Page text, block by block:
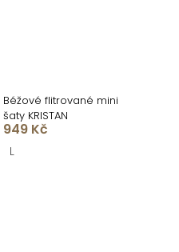
Béžové flitrované mini
šaty KRISTAN
949 Kč
L